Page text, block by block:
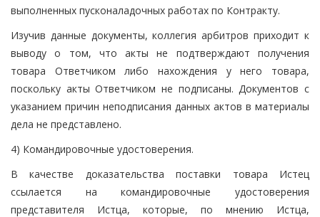
выполненных пусконаладочных работах по Контракту.
Изучив данные документы, коллегия арбитров приходит к
выводу о том, что акты не подтверждают получения
товара Ответчиком либо нахождения у него товара,
поскольку акты Ответчиком не подписаны. Документов с
указанием причин неподписания данных актов в материалы
дела не представлено.
4) Командировочные удостоверения.
В качестве доказательства поставки товара Истец
ссылается на командировочные удостоверения
представителя Истца, которые, по мнению Истца,